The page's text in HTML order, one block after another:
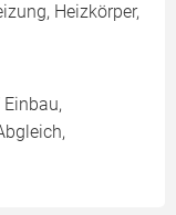
Heizkörper,